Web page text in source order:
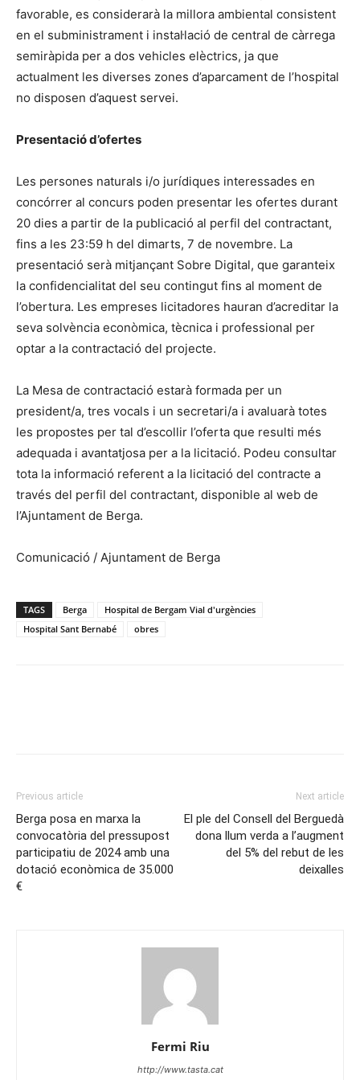
favorable, es considerarà la millora ambiental consistent
en el subministrament i instal·lació de central de càrrega
semiràpida per a dos vehicles elèctrics, ja que
actualment les diverses zones d’aparcament de l’hospital
no disposen d’aquest servei.
Presentació d’ofertes
Les persones naturals i/o jurídiques interessades en
concórrer al concurs poden presentar les ofertes durant
20 dies a partir de la publicació al perfil del contractant,
fins a les 23:59 h del dimarts, 7 de novembre. La
presentació serà mitjançant Sobre Digital, que garanteix
la confidencialitat del seu contingut fins al moment de
l’obertura. Les empreses licitadores hauran d’acreditar la
seva solvència econòmica, tècnica i professional per
optar a la contractació del projecte.
La Mesa de contractació estarà formada per un
president/a, tres vocals i un secretari/a i avaluarà totes
les propostes per tal d’escollir l’oferta que resulti més
adequada i avantatjosa per a la licitació. Podeu consultar
tota la informació referent a la licitació del contracte a
través del perfil del contractant, disponible al web de
l’Ajuntament de Berga.
Comunicació / Ajuntament de Berga
TAGS Berga
Hospital de Bergam Vial d'urgències
Hospital Sant Bernabé
obres
Previous article
Berga posa en marxa la
convocatòria del pressupost
participatiu de 2024 amb una
dotació econòmica de 35.000
€
Next article
El ple del Consell del Berguedà
dona llum verda a l’augment
del 5% del rebut de les
deixalles
Fermi Riu
http://www.tasta.cat